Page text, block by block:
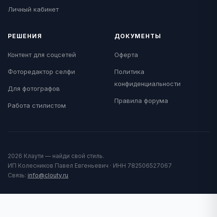
Личный кабинет
РЕШЕНИЯ
Контент для соцсетей
Фоторедактор селфи
Для фотографов
Работа стилистом
ДОКУМЕНТЫ
Оферта
Политика
конфиденциальности
Правила форума
2026 Клаути — найди свой стиль.
ИП Колесников Павел Евгеньевич · ИНН 782506527067
Связь: info@clouty.ru